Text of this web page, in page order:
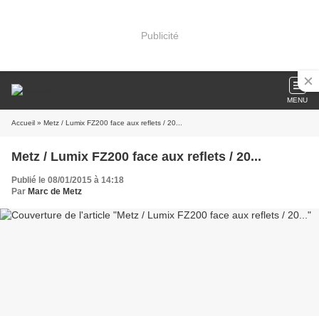
Publicité
MENU
Accueil » Metz / Lumix FZ200 face aux reflets / 20...
Metz / Lumix FZ200 face aux reflets / 20...
Publié le 08/01/2015 à 14:18
Par Marc de Metz